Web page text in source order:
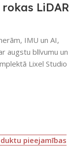
LiDAR
IMU un AI,
augstu blīvumu un
Lixel Studio
pieejamības